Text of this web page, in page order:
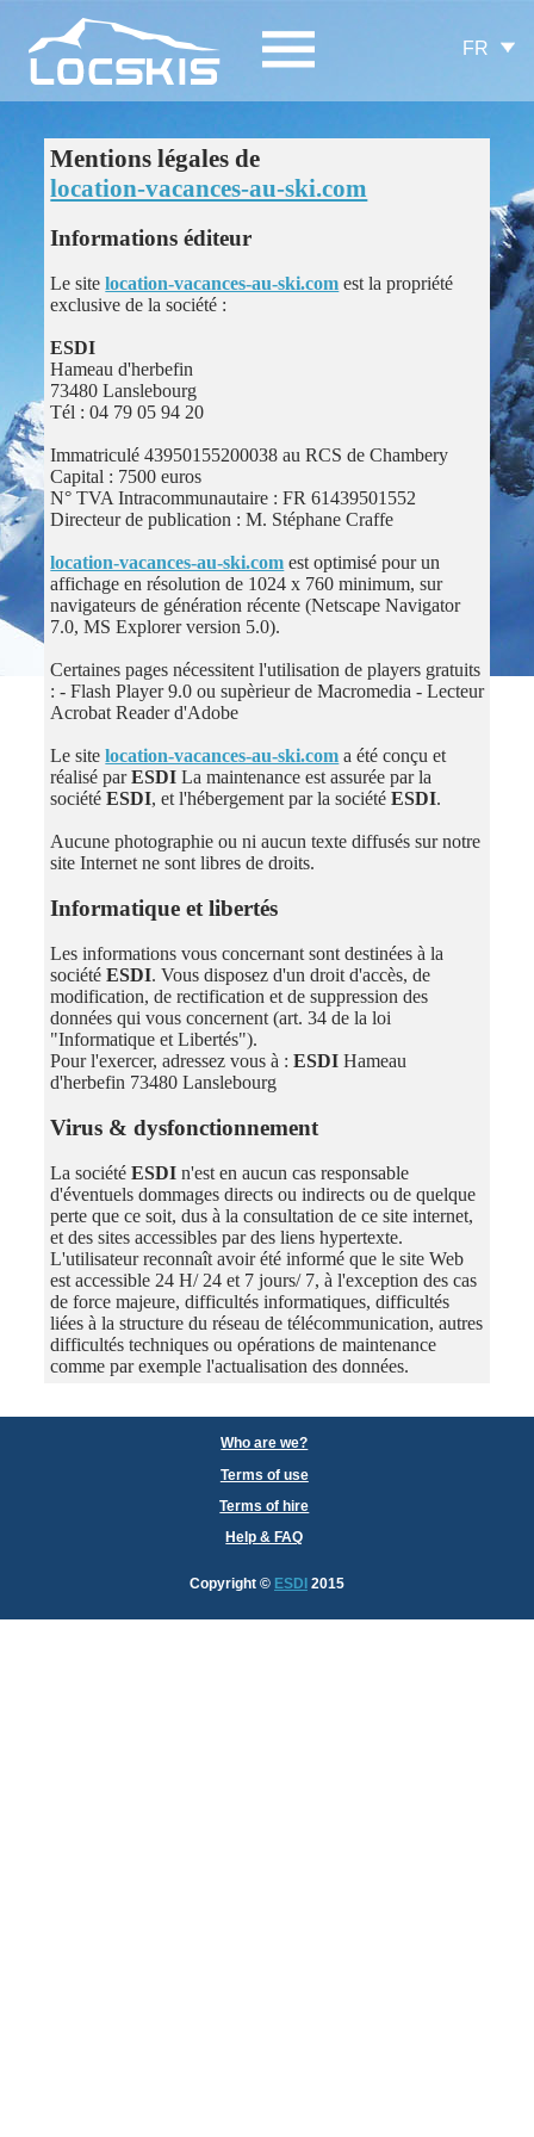
FR
Mentions légales de
location-vacances-au-ski.com
Informations éditeur
Le sitelocation-vacances-au-ski.com est la propriété
exclusive de la société :
ESDI
Hameau d'herbefin
73480 Lanslebourg
Tél : 04 79 05 94 20
Immatriculé 43950155200038 au RCS de Chambery
Capital : 7500 euros
N° TVA Intracommunautaire : FR 61439501552
Directeur de publication : M. Stéphane Craffe
location-vacances-au-ski.com est optimisé pour un
affichage en résolution de 1024 x 760 minimum, sur
navigateurs de génération récente (Netscape Navigator
7.0, MS Explorer version 5.0).
Certaines pages nécessitent l'utilisation de players gratuits
: - Flash Player 9.0 ou supèrieur de Macromedia - Lecteur
Acrobat Reader d'Adobe
Le sitelocation-vacances-au-ski.com a été conçu et
réalisé parESDI La maintenance est assurée par la
sociétéESDI, et l'hébergement par la sociétéESDI.
Aucune photographie ou ni aucun texte diffusés sur notre
site Internet ne sont libres de droits.
Informatique et libertés
Les informations vous concernant sont destinées à la
sociétéESDI. Vous disposez d'un droit d'accès, de
modification, de rectification et de suppression des
données qui vous concernent (art. 34 de la loi
"Informatique et Libertés").
Pour l'exercer, adressez vous à :ESDI Hameau
d'herbefin 73480 Lanslebourg
Virus & dysfonctionnement
La sociétéESDI n'est en aucun cas responsable
d'éventuels dommages directs ou indirects ou de quelque
perte que ce soit, dus à la consultation de ce site internet,
et des sites accessibles par des liens hypertexte.
L'utilisateur reconnaît avoir été informé que le site Web
est accessible 24 H/ 24 et 7 jours/ 7, à l'exception des cas
de force majeure, difficultés informatiques, difficultés
liées à la structure du réseau de télécommunication, autres
difficultés techniques ou opérations de maintenance
comme par exemple l'actualisation des données.
Who are we?
Terms of use
Terms of hire
Help & FAQ
Copyright © ESDI 2015